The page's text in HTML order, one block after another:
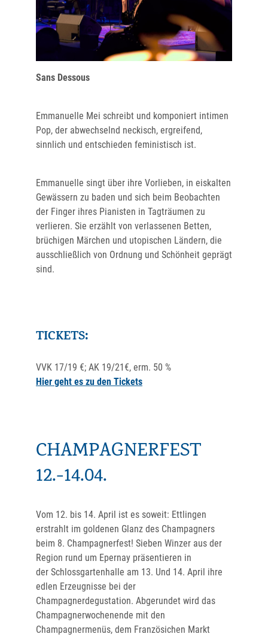
Sans Dessous
Emmanuelle Mei schreibt und komponiert intimen
Pop, der abwechselnd neckisch, ergreifend,
sinnlich und entschieden feministisch ist.
Emmanuelle singt über ihre Vorlieben, in eiskalten
Gewässern zu baden und sich beim Beobachten
der Finger ihres Pianisten in Tagträumen zu
verlieren. Sie erzählt von verlassenen Betten,
brüchigen Märchen und utopischen Ländern, die
ausschließlich von Ordnung und Schönheit geprägt
sind.
TICKETS:
VVK 17/19 €; AK 19/21€, erm. 50 %
Hier geht es zu den Tickets
CHAMPAGNERFEST
12.-14.04.
Vom 12. bis 14. April ist es soweit: Ettlingen
erstrahlt im goldenen Glanz des Champagners
beim 8. Champagnerfest! Sieben Winzer aus der
Region rund um Epernay präsentieren in
der Schlossgartenhalle am 13. Und 14. April ihre
edlen Erzeugnisse bei der
Champagnerdegustation. Abgerundet wird das
Champagnerwochenende mit den
Champagnermenüs, dem Französichen Markt